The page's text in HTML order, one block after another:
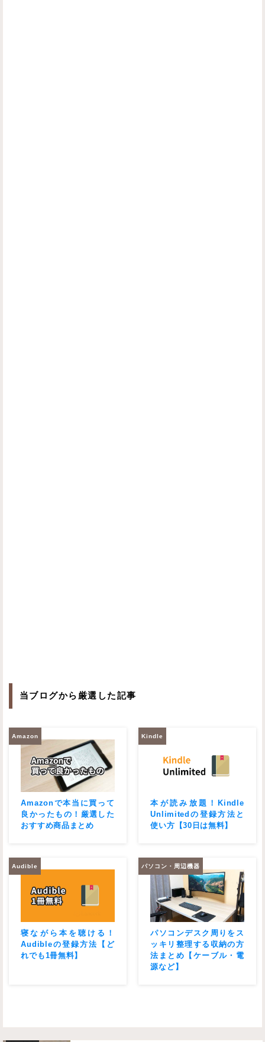
当ブログから厳選した記事
Amazon
Amazonで本当に買って
良かったもの！厳選した
おすすめ商品まとめ
Kindle
本が読み放題！Kindle
Unlimitedの登録方法と
使い方【30日は無料】
Audible
寝ながら本を聴ける！
Audibleの登録方法【ど
れでも1冊無料】
パソコン・周辺機器
パソコンデスク周りをス
ッキリ整理する収納の方
法まとめ【ケーブル・電
源など】